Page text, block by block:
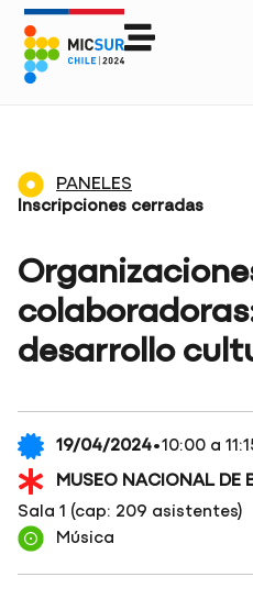
PANELES
Inscripciones cerradas
desarrollo
19/04/2024·10:00 a
MUSEO NACIONAL DE
Sala 1 (cap: 209 asistentes)
Música